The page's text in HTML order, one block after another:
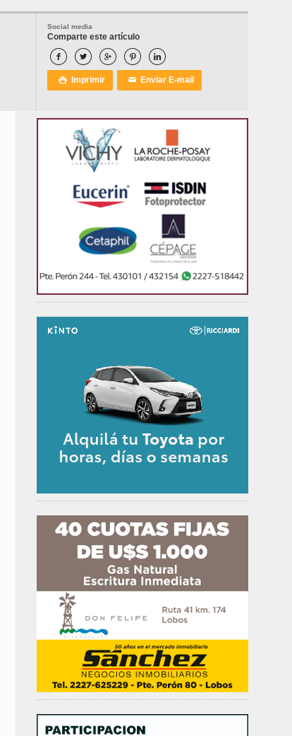
Social media
Comparte este artículo
    
 Imprimir ✉ Enviar E-mail